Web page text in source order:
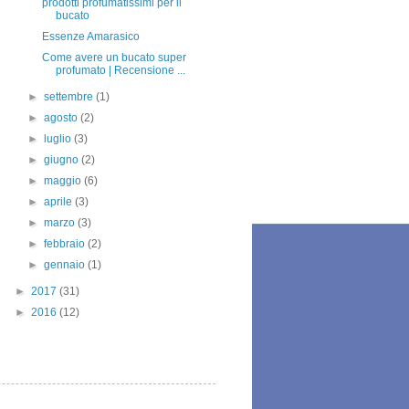
prodotti profumatissimi per il
bucato
Essenze Amarasico
Come avere un bucato super
profumato | Recensione ...
►settembre(1)
►agosto(2)
►
luglio(3)
►giugno(2)
►maggio(6)
►aprile(3)
►marzo(3)
►febbraio(2)
►gennaio(1)
► 2017 (31)
► 2016 (12)